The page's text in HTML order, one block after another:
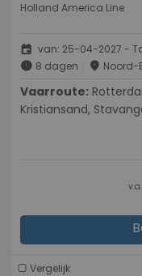
Holland America Line
event van: 25-04-2027 -
schedule 8 dagen place Noord-
Vaarroute:
Kristiansand,
v.a.
Vergelijk